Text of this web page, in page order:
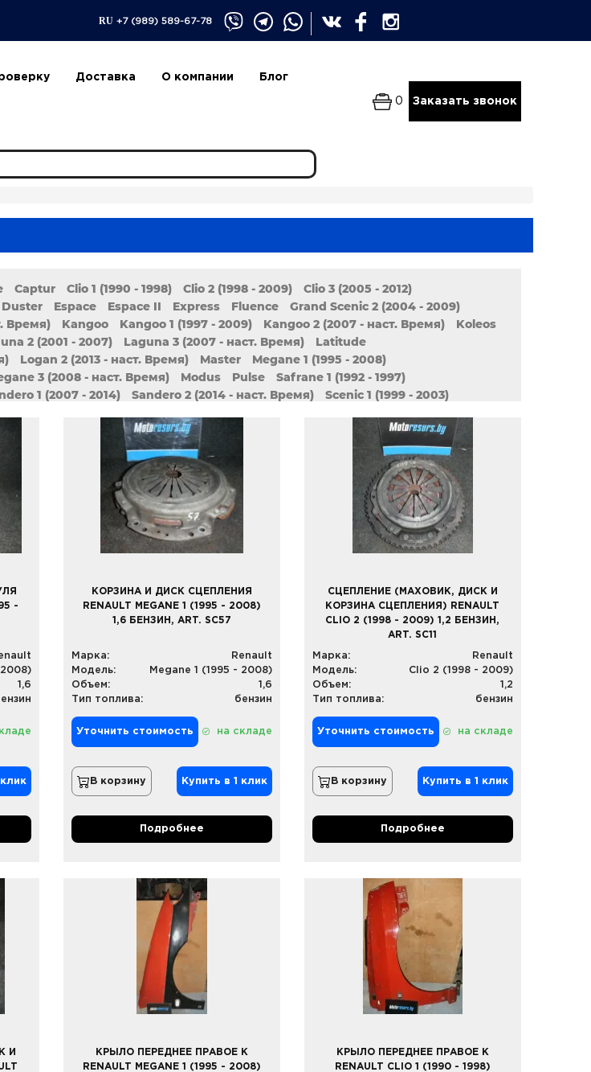
RU +7 (989) 589-67-78
Доставка О компании Блог
0 Заказать звонок
Captur Clio 1 (1990 - 1998) Clio 2 (1998 - 2009)
Clio 3 (2005 - 2012)
Duster Espace Espace II Express Fluence
Grand Scenic 2 (2004 - 2009)
Время)
Kangoo Kangoo 1 (1997 - 2009) Kangoo 2 (2007 - наст. Время)
Koleos
2 (2001 - 2007) Laguna 3 (2007 - наст. Время)
Latitude
Logan 2 (2013 - наст. Время) Master
Megane 1 (1995 - 2008)
3 (2008 - наст. Время) Modus Pulse
Safrane 1 (1992 - 1997)
1 (2007 - 2014) Sandero 2 (2014 - наст. Время)
Scenic 1 (1999 - 2003)
Время)
Symbol / Thalia 3 (2013 - наст. время)
Twingo 1 (1993 - 2007)
3 (2014 - наст. Время) Vel Wind
-
2008)
1,6
КОРЗИНА И ДИСК СЦЕПЛЕНИЯ
RENAULT MEGANE 1 (1995 - 2008)
1,6 БЕНЗИН, ART. SC57
Марка:
Renault
Модель:
Megane 1 (1995 - 2008)
Объем:
1,6
Тип топлива:
бензин
Уточнить стоимость на складе
В корзину Купить в 1 клик
Подробнее
СЦЕПЛЕНИЕ (МАХОВИК, ДИСК И
КОРЗИНА СЦЕПЛЕНИЯ) RENAULT
CLIO 2 (1998 - 2009) 1,2 БЕНЗИН,
ART. SC11
Марка:
Renault
Модель:
Clio 2 (1998 - 2009)
Объем:
1,2
Тип топлива:
бензин
Уточнить стоимость на складе
В корзину Купить в 1 клик
Подробнее
И
КРЫЛО ПЕРЕДНЕЕ ПРАВОЕ К
RENAULT MEGANE 1 (1995 - 2008)
КРЫЛО ПЕРЕДНЕЕ ПРАВОЕ К
RENAULT CLIO 1 (1990 - 1998)